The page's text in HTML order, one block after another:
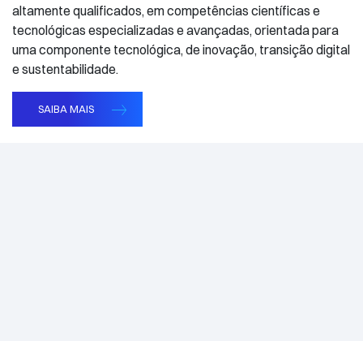
altamente qualificados, em competências científicas e
tecnológicas especializadas e avançadas, orientada para
uma componente tecnológica, de inovação, transição digital
e sustentabilidade.
SAIBA MAIS